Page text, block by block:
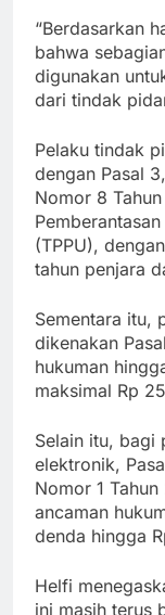
“Berdasarkan
bahwa
digunakan
dari tindak
Pelaku tindak
dengan Pasal
Nomor 8
(TPPU),
tahun penjara
Sementara itu,
dikenakan
hukuman
maksimal Rp
Selain itu, bagi
elektronik,
Nomor 1
ancaman
denda hingga
Helfi
ini masih terus